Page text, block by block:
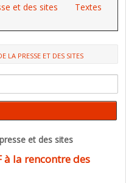
et des sites
Textes
LA PRESSE ET DES SITES
et des sites
à la rencontre des